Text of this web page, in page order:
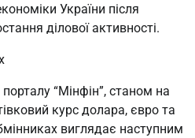
України після
ділової активності.
“Мінфін”, станом на
курс долара, євро та
виглядає наступним